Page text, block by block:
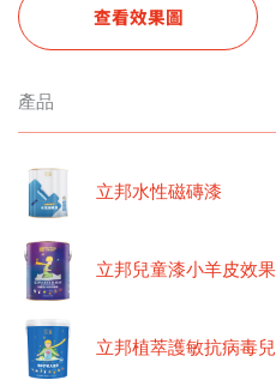
查看效果圖
產品
立邦水性磁磚漆
立邦兒童漆小羊皮效
立邦植萃護敏抗病毒